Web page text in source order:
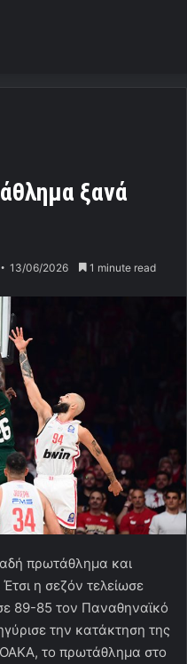
ξανά
13/06/2026 1 minute read
πρωτάθλημα και
η σεζόν τελείωσε
89-85 τον Παναθηναϊκό
την κατάκτηση της
το πρωτάθλημα στο